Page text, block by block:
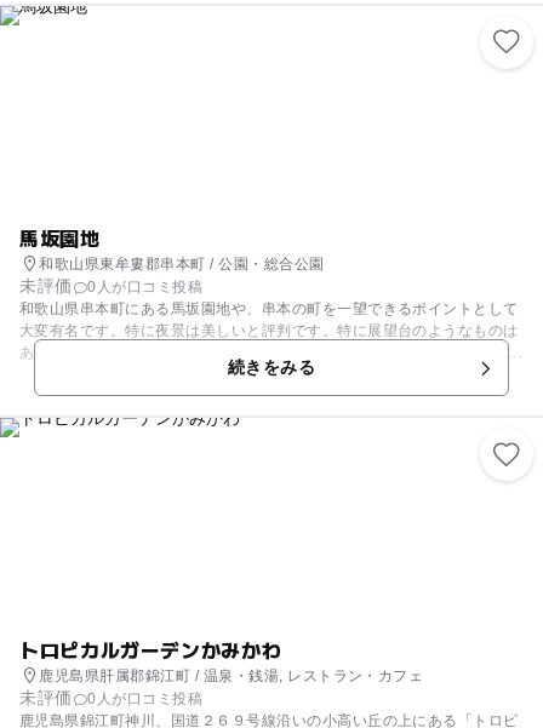
す。またここでは、人々が作り上げたものだけでなく、自然の造形美も同
時に楽しめます。 洞窟前には足湯も作られて、そこからは太平洋の絶景が
馬坂園地
和歌山県東牟婁郡串本町 / 公園・総合公園
未評価
0人が口コミ投稿
和歌山県串本町にある馬坂園地や、串本の町を一望できるポイントとして
大変有名です。特に夜景は美しいと評判です。特に展望台のようなものは
ありませんが、両側を海に囲まれた 串本の町は独特の景観です。本土と潮
岬を結ぶ砂州（さす）の上に串本の町が見え、両側に海が広がる独特の景
観となっています。 町の向こうに橋杭岩が並んでいるのが見えます。季節
によっては、ツツジやハイビスカスの花も咲き乱れ、観光客の休憩場所と
してとても喜ばれています。ハイビスカスは特に人気です。無料駐車場も
続きをみる
トロピカルガーデンかみかわ
鹿児島県肝属郡錦江町 / 温泉・銭湯, レストラン・カフェ
未評価
0人が口コミ投稿
鹿児島県錦江町神川、国道２６９号線沿いの小高い丘の上にある「トロピ